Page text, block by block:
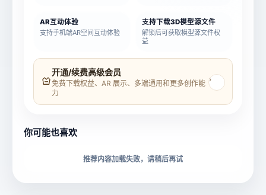
模型名称
材质贴图
AR互动体验
支持手机端AR空间互动体验
支持下载3D模型源文件
解锁后可获取模型源文件权
益
开通/续费高级会员
免费下载权益、AR 展示、多端通用和更多创作能
力
›
你可能也喜欢
推荐内容加载失败，请稍后再试